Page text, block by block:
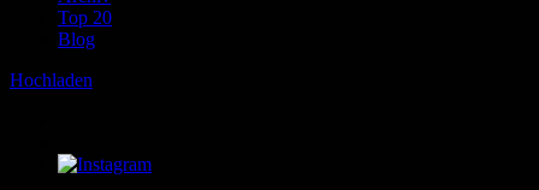
Top 20
Blog
Hochladen